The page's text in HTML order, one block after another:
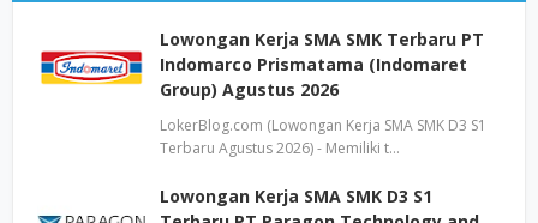
Lowongan Kerja SMA SMK Terbaru PT
Indomarco Prismatama (Indomaret
Group) Agustus 2026
LokerBlog.com (Lowongan Kerja SMA SMK D3 S1
Terbaru Agustus 2026) - Memiliki t…
Lowongan Kerja SMA SMK D3 S1